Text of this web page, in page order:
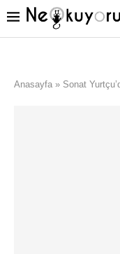
Anasayfa » Sonat